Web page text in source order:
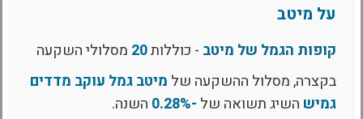
על מיטב
קופות הגמל של מיטב - כוללות20 מסלולי השקעה
בקצרה, מסלול ההשקעה של מיטב גמל עוקב מדדים
גמיש השיג תשואה של -0.28%
השנה.